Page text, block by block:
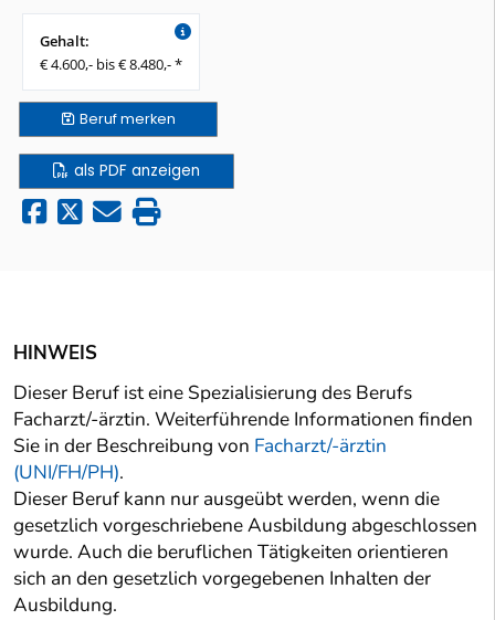
Gehalt:
€ 4.600,- bis € 8.480,- *
Berufmerken
als PDF anzeigen
HINWEIS
Dieser Beruf ist eine Spezialisierung des Berufs
Facharzt/-ärztin. Weiterführende Informationen finden
Sie in der Beschreibung von Facharzt/-ärztin
(UNI/FH/PH).
Dieser Beruf kann nur ausgeübt werden, wenn die
gesetzlich vorgeschriebene Ausbildung abgeschlossen
wurde. Auch die beruflichen Tätigkeiten orientieren
sich an den gesetzlich vorgegebenen Inhalten der
Ausbildung.